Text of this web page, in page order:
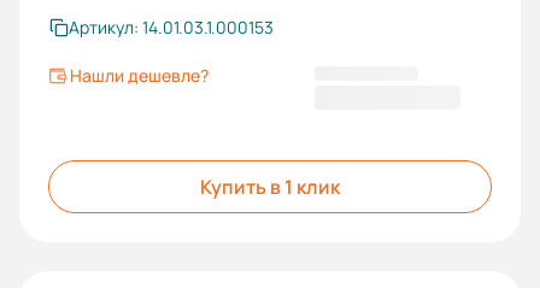
Артикул: 14.01.03.1.000153
Нашли дешевле?
Купить в 1 клик